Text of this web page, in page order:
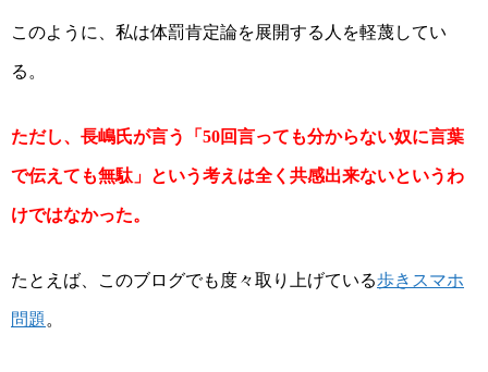
このように、私は体罰肯定論を展開する人を軽蔑してい
る。
ただし、長嶋氏が言う「50回言っても分からない奴に言葉
で伝えても無駄」という考えは全く共感出来ないというわ
けではなかった。
たとえば、このブログでも度々取り上げている歩きスマホ
問題 。